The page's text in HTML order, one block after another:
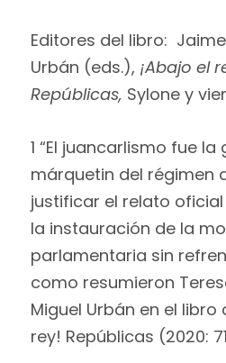
Editores del libro:
Urbán (eds.), ¡Abajo el
Repúblicas, Sylone y
1 “El juancarlismo fue
márquetin del régimen
justificar el relato
la instauración de la
parlamentaria sin
como resumieron
Miguel Urbán en el libro
rey! Repúblicas (2020: